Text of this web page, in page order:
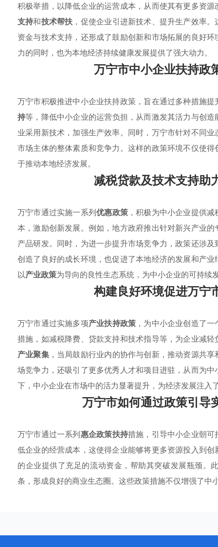
积极举措，以降低企业的运营成本，从而使其有更多资
支持和技术帮扶 ，促使企业引进新技术、提升生产效率
资金与技术支持，还形成了鼓励创新和市场拓展的良好
力的同时，也为本地经济持续健康发展提供了强大动力。
万宁市中小企业扶持政
万宁市积极推进中小企业扶持政策，旨在通过多种措施
持等，降低中小企业的运营负担，从而激发其活力与创造
业采用新技术，加强生产效率。同时，万宁市针对不同
市场主体的整体素质和竞争力。这样的政策环境不仅使
于推动本地经济发展。
减税贷款及技术支持助
万宁市通过实施一系列优惠政策，积极为中小企业提供
本，激励创新发展。例如，地方政府推出针对新兴产业
产品研发。同时，为进一步提升市场竞争力，政策还涉
创造了良好的成长环境，也促进了本地经济的发展和产
以产业政策为导向的良性生态系统，为中小企业的可持续
构建良好环境促进万宁
万宁市通过实施多项产业扶持政策 ，为中小企业创造了
措施，如减税降费、贷款支持和技术指导等，为企业减
产业聚集，当局鼓励行业内的协作与创新，推动资源共
场竞争力，还吸引了更多优秀人才和项目进驻，从而为
下，中小企业在市场中的活力显著提升，为经济发展注入
万宁市如何通过政策引导
万宁市通过一系列惠企政策扶持措施，引导中小企业朝
低企业的经营成本，这使得企业能够将更多资源投入到
的企业提供了充足的流动资金，帮助其突破发展瓶颈。
条，形成良好的商业生态圈。这些政策措施不仅增强了